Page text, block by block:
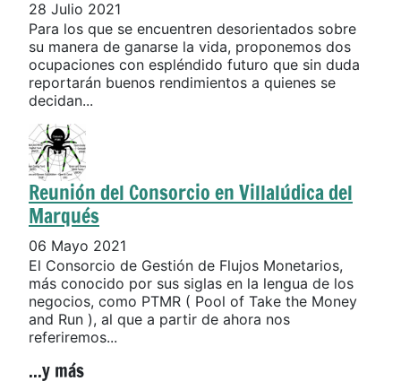
28 Julio 2021
Para los que se encuentren desorientados sobre
su manera de ganarse la vida, proponemos dos
ocupaciones con espléndido futuro que sin duda
reportarán buenos rendimientos a quienes se
decidan...
Reunión del Consorcio en Villalúdica del
Marqués
06 Mayo 2021
El Consorcio de Gestión de Flujos Monetarios,
más conocido por sus siglas en la lengua de los
negocios, como PTMR ( Pool of Take the Money
and Run ), al que a partir de ahora nos
referiremos...
...y más